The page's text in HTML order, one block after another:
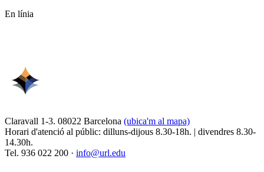
En línia
Claravall 1-3. 08022 Barcelona (ubica'm al mapa)
Horari d'atenció al públic: dilluns-dijous 8.30-18h. | divendres 8.30-
14.30h.
Tel. 936 022 200 · info@url.edu